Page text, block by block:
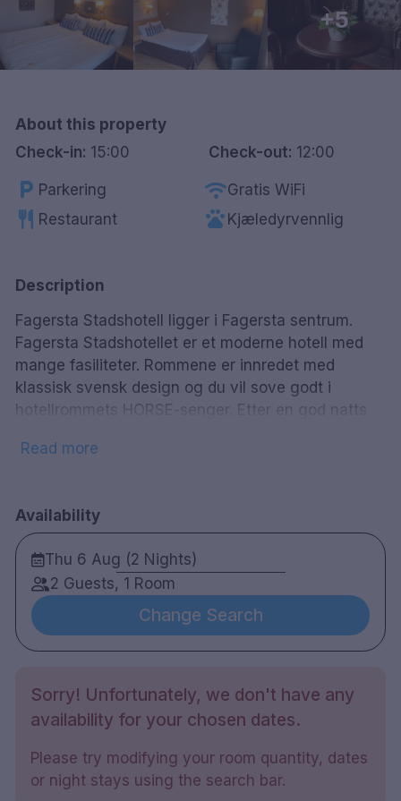
Göteborg
Hele Danmark
+5
About this property
Check-in: 15:00 Check-out: 12:00
local_parking Parkering wifiGratis WiFi
restaurant Restaurant pets Kjæledyrvennlig
Description
Fagersta Stadshotell ligger i Fagersta sentrum.
Fagersta Stadshotellet er et moderne hotell med
mange fasiliteter. Rommene er innredet med
klassisk svensk design og du vil sove godt i
hotellrommets HORSE-senger. Etter en god natts
holdes ubemannet fra 15.00 på fredager og i
restauranter som serverer både ferdige menyer og
enkeltretter.
Gratis WiFi
TV
safe
skrivebord
Hårføner
Read more
Availability
Thu 6 Aug (2 Nights)
2 Guests, 1 Room
Change Search
Sorry! Unfortunately, we don't have any
availability for your chosen dates.
Please try modifying your room quantity, dates
or night stays using the search bar.